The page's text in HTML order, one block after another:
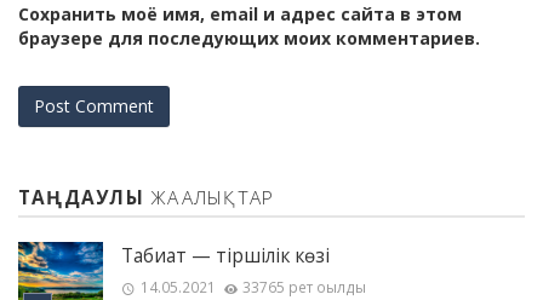
Сохранить моё имя, email и адрес сайта в этом
браузере для последующих моих комментариев.
ТАҢДАУЛЫ ЖАҢАЛЫҚТАР
Табиғат — тіршілік көзі
14.05.2021 33765 рет оқылды